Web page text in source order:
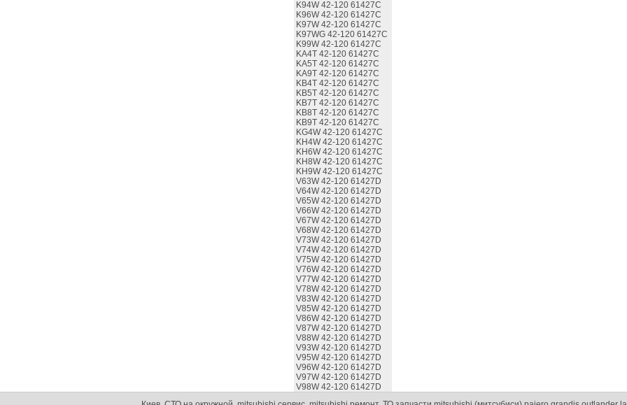
K94W 42-120 61427C
K96W 42-120 61427C
K97W 42-120 61427C
K97WG 42-120 61427C
K99W 42-120 61427C
KA4T 42-120 61427C
KA5T 42-120 61427C
KA9T 42-120 61427C
KB4T 42-120 61427C
KB5T 42-120 61427C
KB7T 42-120 61427C
KB8T 42-120 61427C
KB9T 42-120 61427C
KG4W 42-120 61427C
KH4W 42-120 61427C
KH6W 42-120 61427C
KH8W 42-120 61427C
KH9W 42-120 61427C
V63W 42-120 61427D
V64W 42-120 61427D
V65W 42-120 61427D
V66W 42-120 61427D
V67W 42-120 61427D
V68W 42-120 61427D
V73W 42-120 61427D
V74W 42-120 61427D
V75W 42-120 61427D
V76W 42-120 61427D
V77W 42-120 61427D
V78W 42-120 61427D
V83W 42-120 61427D
V85W 42-120 61427D
V86W 42-120 61427D
V87W 42-120 61427D
V88W 42-120 61427D
V93W 42-120 61427D
V95W 42-120 61427D
V96W 42-120 61427D
V97W 42-120 61427D
V98W 42-120 61427D